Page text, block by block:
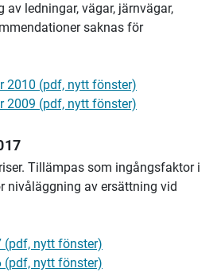
ledningar, vägar, järnvägar,
saknas för
2010 (pdf, nytt fönster)
2009 (pdf, nytt fönster)
Tillämpas som ingångsfaktor i
nivåläggning av ersättning vid
(pdf, nytt fönster)
(pdf, nytt fönster)